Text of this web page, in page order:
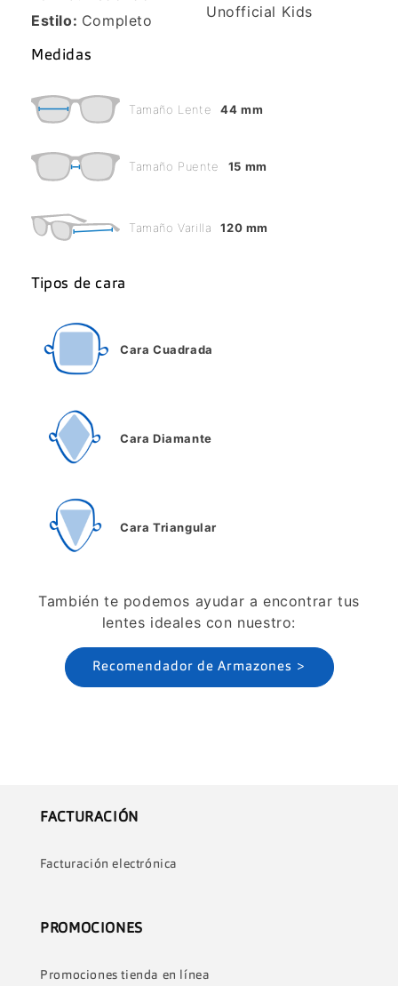
Estilo: Completo Unofficial Kids
Medidas
Tamaño Lente 44 mm
Tamaño Puente 15 mm
Tamaño Varilla 120 mm
Tipos de cara
Cara Cuadrada
Cara Diamante
Cara Triangular
También te podemos ayudar a encontrar tus
lentes ideales con nuestro:
Recomendador de Armazones >
FACTURACIÓN
Facturación electrónica
PROMOCIONES
Promociones tienda en línea